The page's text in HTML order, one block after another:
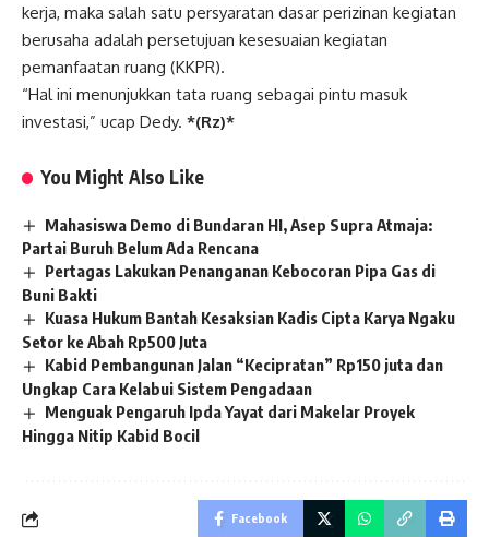
kerja, maka salah satu persyaratan dasar perizinan kegiatan
berusaha adalah persetujuan kesesuaian kegiatan
pemanfaatan ruang (KKPR).
“Hal ini menunjukkan tata ruang sebagai pintu masuk
investasi,” ucap Dedy. *(Rz)*
You Might Also Like
Mahasiswa Demo di Bundaran HI, Asep Supra Atmaja:
Partai Buruh Belum Ada Rencana
Pertagas Lakukan Penanganan Kebocoran Pipa Gas di
Buni Bakti
Kuasa Hukum Bantah Kesaksian Kadis Cipta Karya Ngaku
Setor ke Abah Rp500 Juta
Kabid Pembangunan Jalan “Kecipratan” Rp150 juta dan
Ungkap Cara Kelabui Sistem Pengadaan
Menguak Pengaruh Ipda Yayat dari Makelar Proyek
Hingga Nitip Kabid Bocil
Facebook